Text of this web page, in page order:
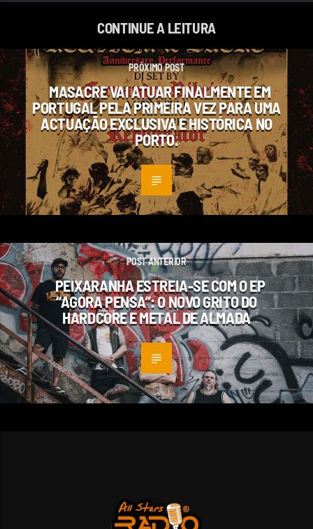
CONTINUE A LEITURA
PRÓXIMO POST
MASACRE VAI ATUAR FINALMENTE EM
PORTUGAL PELA PRIMEIRA VEZ PARA UMA
ACTUAÇÃO EXCLUSIVA E HISTÓRICA NO
PORTO.
POST ANTERIOR
PEIXARANHA ESTREIA-SE COM O EP
“AGORA PENSA”: O NOVO GRITO DO
HARDCORE E METAL DE ALMADA